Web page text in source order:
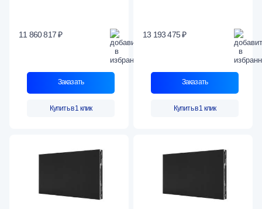
11 860 817 ₽
Заказать
Купить в 1 клик
13 193 475 ₽
Заказать
Купить в 1 клик